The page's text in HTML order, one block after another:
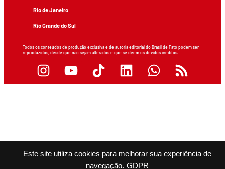
Este site utiliza cookies para melhorar sua experiência de
navegação. GDPR
Rio de Janeiro
Rio Grande do Sul
Todos os conteúdos de produção exclusiva e de autoria editorial do Brasil de Fato podem ser
reproduzidos, desde que não sejam alterados e que se deem os devidos créditos.